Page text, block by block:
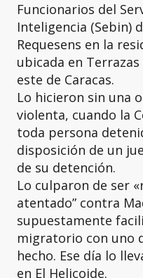
Funcionarios del
Inteligencia (Sebin)
Requesens en la
ubicada en
este de Caracas.
Lo hicieron sin una
violenta, cuando la
toda persona
disposición de un
de su detención.
Lo culparon de ser
atentado” contra
supuestamente
migratorio con uno
hecho. Ese día lo
en El Helicoide.